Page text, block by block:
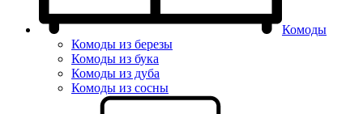
Комоды
Комоды из березы
Комоды из бука
Комоды из дуба
Комоды из сосны